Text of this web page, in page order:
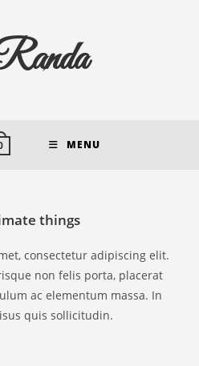
MENU
things
consectetur adipiscing elit.
non felis porta, placerat
ac elementum massa. In
quis sollicitudin.